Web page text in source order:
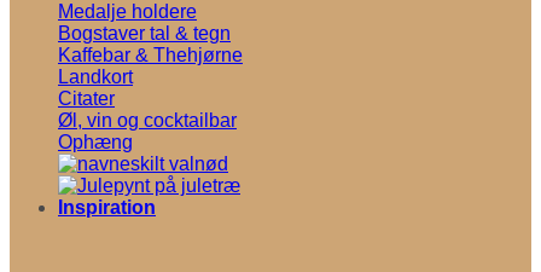
Medalje holdere
Bogstaver tal & tegn
Kaffebar & Thehjørne
Landkort
Citater
Øl, vin og cocktailbar
Ophæng
Inspiration